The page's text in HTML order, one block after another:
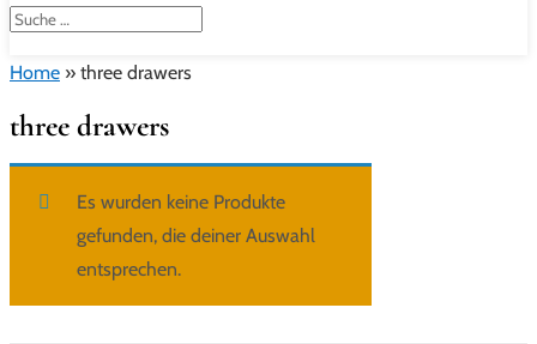
Home » three drawers
three drawers
Es wurden keine Produkte
gefunden, die deiner Auswahl
entsprechen.